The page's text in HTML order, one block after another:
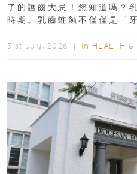
了的護齒大忌！您知道嗎？
時期。乳齒蛀蝕不僅僅是「
31st July, 2026 ｜ In HEALTH &